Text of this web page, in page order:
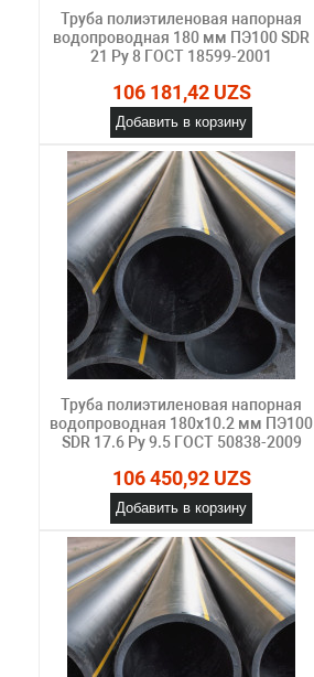
Труба полиэтиленовая напорная
водопроводная 180 мм ПЭ100 SDR
21 Ру 8 ГОСТ 18599-2001
106 181,42 UZS
Добавить в корзину
Труба полиэтиленовая напорная
водопроводная 180х10.2 мм ПЭ100
SDR 17.6 Ру 9.5 ГОСТ 50838-2009
106 450,92 UZS
Добавить в корзину